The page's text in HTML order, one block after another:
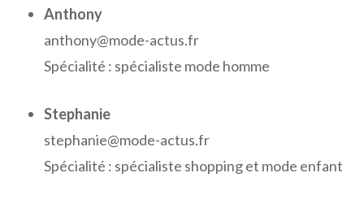
Anthony
anthony@mode-actus.fr
Spécialité : spécialiste mode homme
Stephanie
stephanie@mode-actus.fr
Spécialité : spécialiste shopping et mode enfant